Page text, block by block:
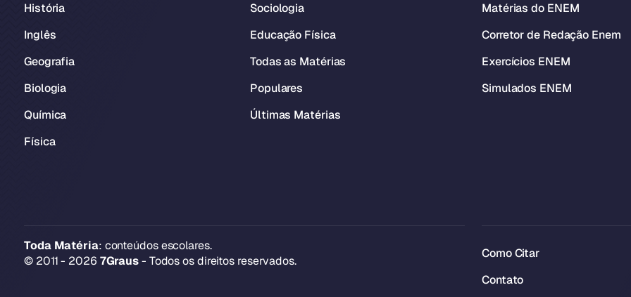
História
Inglês
Geografia
Biologia
Química
Física
Sociologia
Educação Física
Todas as Matérias
Populares
Últimas Matérias
Matérias do ENEM
Corretor de Redação Enem
Exercícios ENEM
Simulados ENEM
Toda Matéria: conteúdos escolares.
© 2011 - 2026 7Graus- Todos os direitos reservados.
Como Citar
Contato